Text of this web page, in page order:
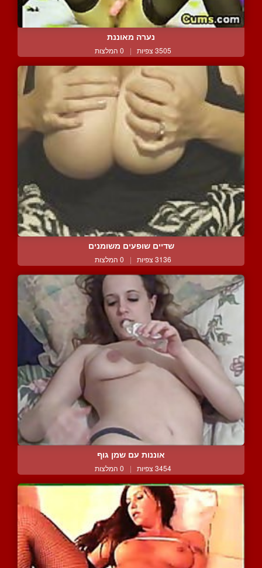
נערה מאוננת
3505 צפיות | 0 המלצות
שדיים שופעים משומנים
3136 צפיות | 0 המלצות
אוננות עם שמן גוף
3454 צפיות | 0 המלצות